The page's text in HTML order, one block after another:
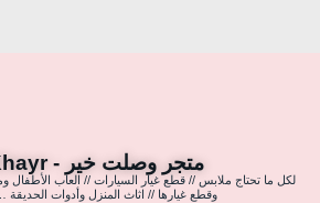
متجر وصلت خير - WsltKhayr
لكل ما تحتاج ملابس // قطع غيار السيارات // العاب الأطفال
وقطع غيارها // اثاث المنزل وأدوات الحديقة …